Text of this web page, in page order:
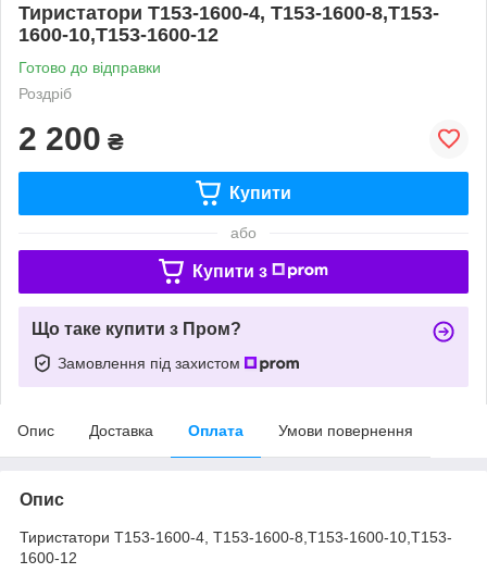
Тиристатори Т153-1600-4, Т153-1600-8,Т153-
1600-10,Т153-1600-12
Готово до відправки
Роздріб
2 200 ₴
Купити
або
Купити з
Що таке купити з Пром?
Замовлення під захистом
Опис Доставка Оплата Умови повернення
Опис
Тиристатори Т153-1600-4, Т153-1600-8,Т153-1600-10,Т153-
1600-12